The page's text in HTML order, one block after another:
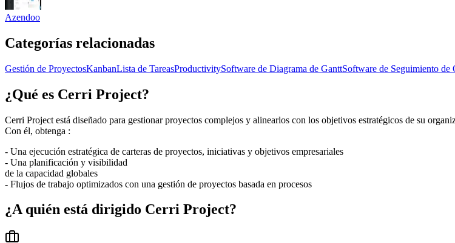
Azendoo
Categorías relacionadas
Gestión de ProyectosKanbanLista de TareasProductivitySoftware de Diagrama de GanttSoftware de Seguimiento de
¿Qué es Cerri Project?
Cerri Project está diseñado para gestionar proyectos complejos y alinearlos con los objetivos estratégicos de su
Con él, obtenga :
- Una ejecución estratégica de carteras de proyectos, iniciativas y objetivos empresariales
- Una planificación y visibilidad
de la capacidad globales
- Flujos de trabajo optimizados con una gestión de proyectos basada en procesos
¿A quién está dirigido Cerri Project?